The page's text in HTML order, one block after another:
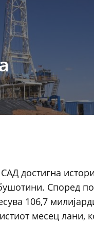
достигна
Според
106,7
месец лани,